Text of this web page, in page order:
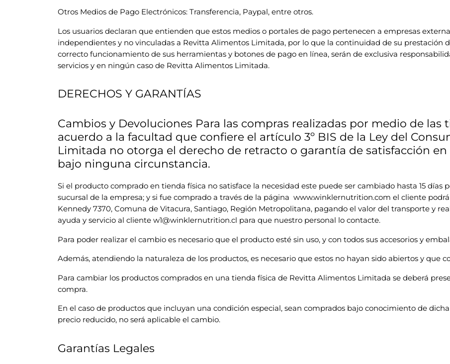
Otros Medios de Pago Electrónicos: Transferencia, Paypal, entre otros.
Los usuarios declaran que entienden que estos medios o portales de pago pertenecen a empresas
independientes y no vinculadas a Revitta Alimentos Limitada, por lo que la continuidad de su prestación
correcto funcionamiento de sus herramientas y botones de pago en línea, serán de exclusiva
servicios y en ningún caso de Revitta Alimentos Limitada.
DERECHOS Y GARANTÍAS
Cambios y Devoluciones Para las compras realizadas por medio de las
acuerdo a la facultad que confiere el artículo 3º BIS de la Ley del
Limitada no otorga el derecho de retracto o garantía de satisfacción
bajo ninguna circunstancia.
Si el producto comprado en tienda física no satisface la necesidad este puede ser cambiado hasta 15 días
sucursal de la empresa; y si fue comprado a través de la página www.winklernutrition.com el cliente
Kennedy 7370, Comuna de Vitacura, Santiago, Región Metropolitana, pagando el valor del transporte y
ayuda y servicio al cliente w1@winklernutrition.cl para que nuestro personal lo contacte.
Para poder realizar el cambio es necesario que el producto esté sin uso, y con todos sus accesorios y
Además, atendiendo la naturaleza de los productos, es necesario que estos no hayan sido abiertos y que
Para cambiar los productos comprados en una tienda física de Revitta Alimentos Limitada se deberá
compra.
En el caso de productos que incluyan una condición especial, sean comprados bajo conocimiento de
precio reducido, no será aplicable el cambio.
Garantías Legales